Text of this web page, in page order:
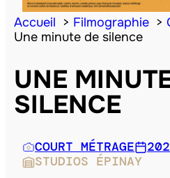
Accueil Filmographie
Une minute de silence
UNE
SILENCE
COURT MÉTRAGE
STUDIOS ÉPINAY